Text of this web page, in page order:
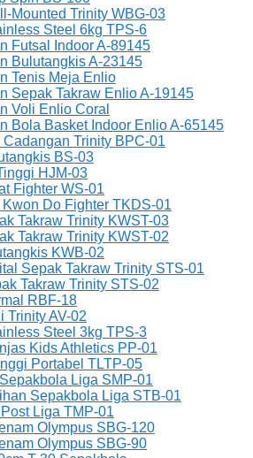
Mounted Trinity WBG-03
Steel 6kg TPS-6
Futsal Indoor A-89145
Bulutangkis A-23145
Tenis Meja Enlio
Sepak Takraw Enlio A-19145
Voli Enlio Coral
Bola Basket Indoor Enlio A-65145
Trinity BPC-01
BS-03
HJM-03
Fighter WS-01
Do Fighter TKDS-01
Takraw Trinity KWST-03
Takraw Trinity KWST-02
KWB-02
Sepak Takraw Trinity STS-01
Takraw Trinity STS-02
RBF-18
Trinity AV-02
Steel 3kg TPS-3
Kids Athletics PP-01
Portabel TLTP-05
Liga SMP-01
Sepakbola Liga STB-01
Liga TMP-01
Olympus SBG-120
Olympus SBG-90